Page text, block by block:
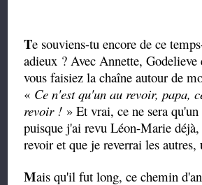
Te souviens-tu encore de ce
adieux ? Avec Annette,
vous faisiez la chaîne autour de
« Ce n'est qu'un au revoir, papa,
revoir ! » Et vrai, ce ne sera
puisque j'ai revu Léon-Marie
revoir et que je reverrai les autres,
Mais qu'il fut long, ce chemin